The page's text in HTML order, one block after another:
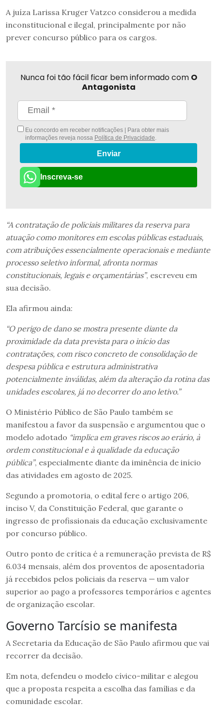
A juíza Larissa Kruger Vatzco considerou a medida
inconstitucional e ilegal, principalmente por não
prever concurso público para os cargos.
Nunca foi tão fácil ficar bem informado com O
Antagonista
Eu concordo em receber notificações | Para obter mais
informações reveja nossa Política de Privacidade
Enviar
Inscreva-se
“A contratação de policiais militares da reserva para
atuação como monitores em escolas públicas estaduais,
com atribuições essencialmente operacionais e mediante
processo seletivo informal, afronta normas
constitucionais, legais e orçamentárias”, escreveu em
sua decisão.
Ela afirmou ainda:
“O perigo de dano se mostra presente diante da
proximidade da data prevista para o início das
contratações, com risco concreto de consolidação de
despesa pública e estrutura administrativa
potencialmente inválidas, além da alteração da rotina das
unidades escolares, já no decorrer do ano letivo.”
O Ministério Público de São Paulo também se
manifestou a favor da suspensão e argumentou que o
modelo adotado “implica em graves riscos ao erário, à
ordem constitucional e à qualidade da educação
pública”, especialmente diante da iminência de início
das atividades em agosto de 2025.
Segundo a promotoria, o edital fere o artigo 206,
inciso V, da Constituição Federal, que garante o
ingresso de profissionais da educação exclusivamente
por concurso público.
Outro ponto de crítica é a remuneração prevista de R$
6.034 mensais, além dos proventos de aposentadoria
já recebidos pelos policiais da reserva — um valor
superior ao pago a professores temporários e agentes
de organização escolar.
Governo Tarcísio se manifesta
A Secretaria da Educação de São Paulo afirmou que vai
recorrer da decisão.
Em nota, defendeu o modelo cívico-militar e alegou
que a proposta respeita a escolha das famílias e da
comunidade escolar.